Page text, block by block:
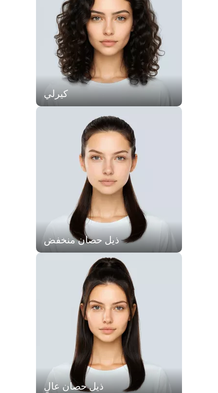
كيرلي
ذيل حصان منخفض
ذيل حصان عالٍ